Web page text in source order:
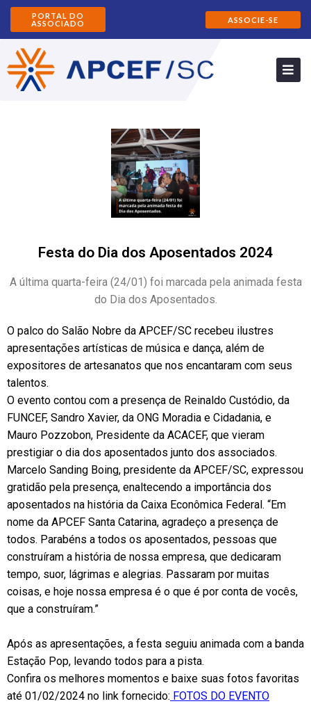
PORTAL DO
ASSOCIADO
ASSOCIE-SE
Festa do Dia dos Aposentados 2024
A última quarta-feira (24/01) foi marcada pela animada festa
do Dia dos Aposentados.
O palco do Salão Nobre da APCEF/SC recebeu ilustres
apresentações artísticas de música e dança, além de
expositores de artesanatos que nos encantaram com seus
talentos.
O evento contou com a presença de Reinaldo Custódio, da
FUNCEF, Sandro Xavier, da ONG Moradia e Cidadania, e
Mauro Pozzobon, Presidente da ACACEF, que vieram
prestigiar o dia dos aposentados junto dos associados.
Marcelo Sanding Boing, presidente da APCEF/SC, expressou
gratidão pela presença, enaltecendo a importância dos
aposentados na história da Caixa Econômica Federal. “Em
nome da APCEF Santa Catarina, agradeço a presença de
todos. Parabéns a todos os aposentados, pessoas que
construíram a história de nossa empresa, que dedicaram
tempo, suor, lágrimas e alegrias. Passaram por muitas
coisas, e hoje nossa empresa é o que é por conta de vocês,
que a construíram.”
Após as apresentações, a festa seguiu animada com a banda
Estação Pop, levando todos para a pista.
Confira os melhores momentos e baixe suas fotos favoritas
até 01/02/2024 no link fornecido: FOTOS DO EVENTO